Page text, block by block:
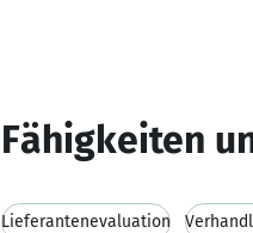
Fähigkeiten
Lieferantenevaluation